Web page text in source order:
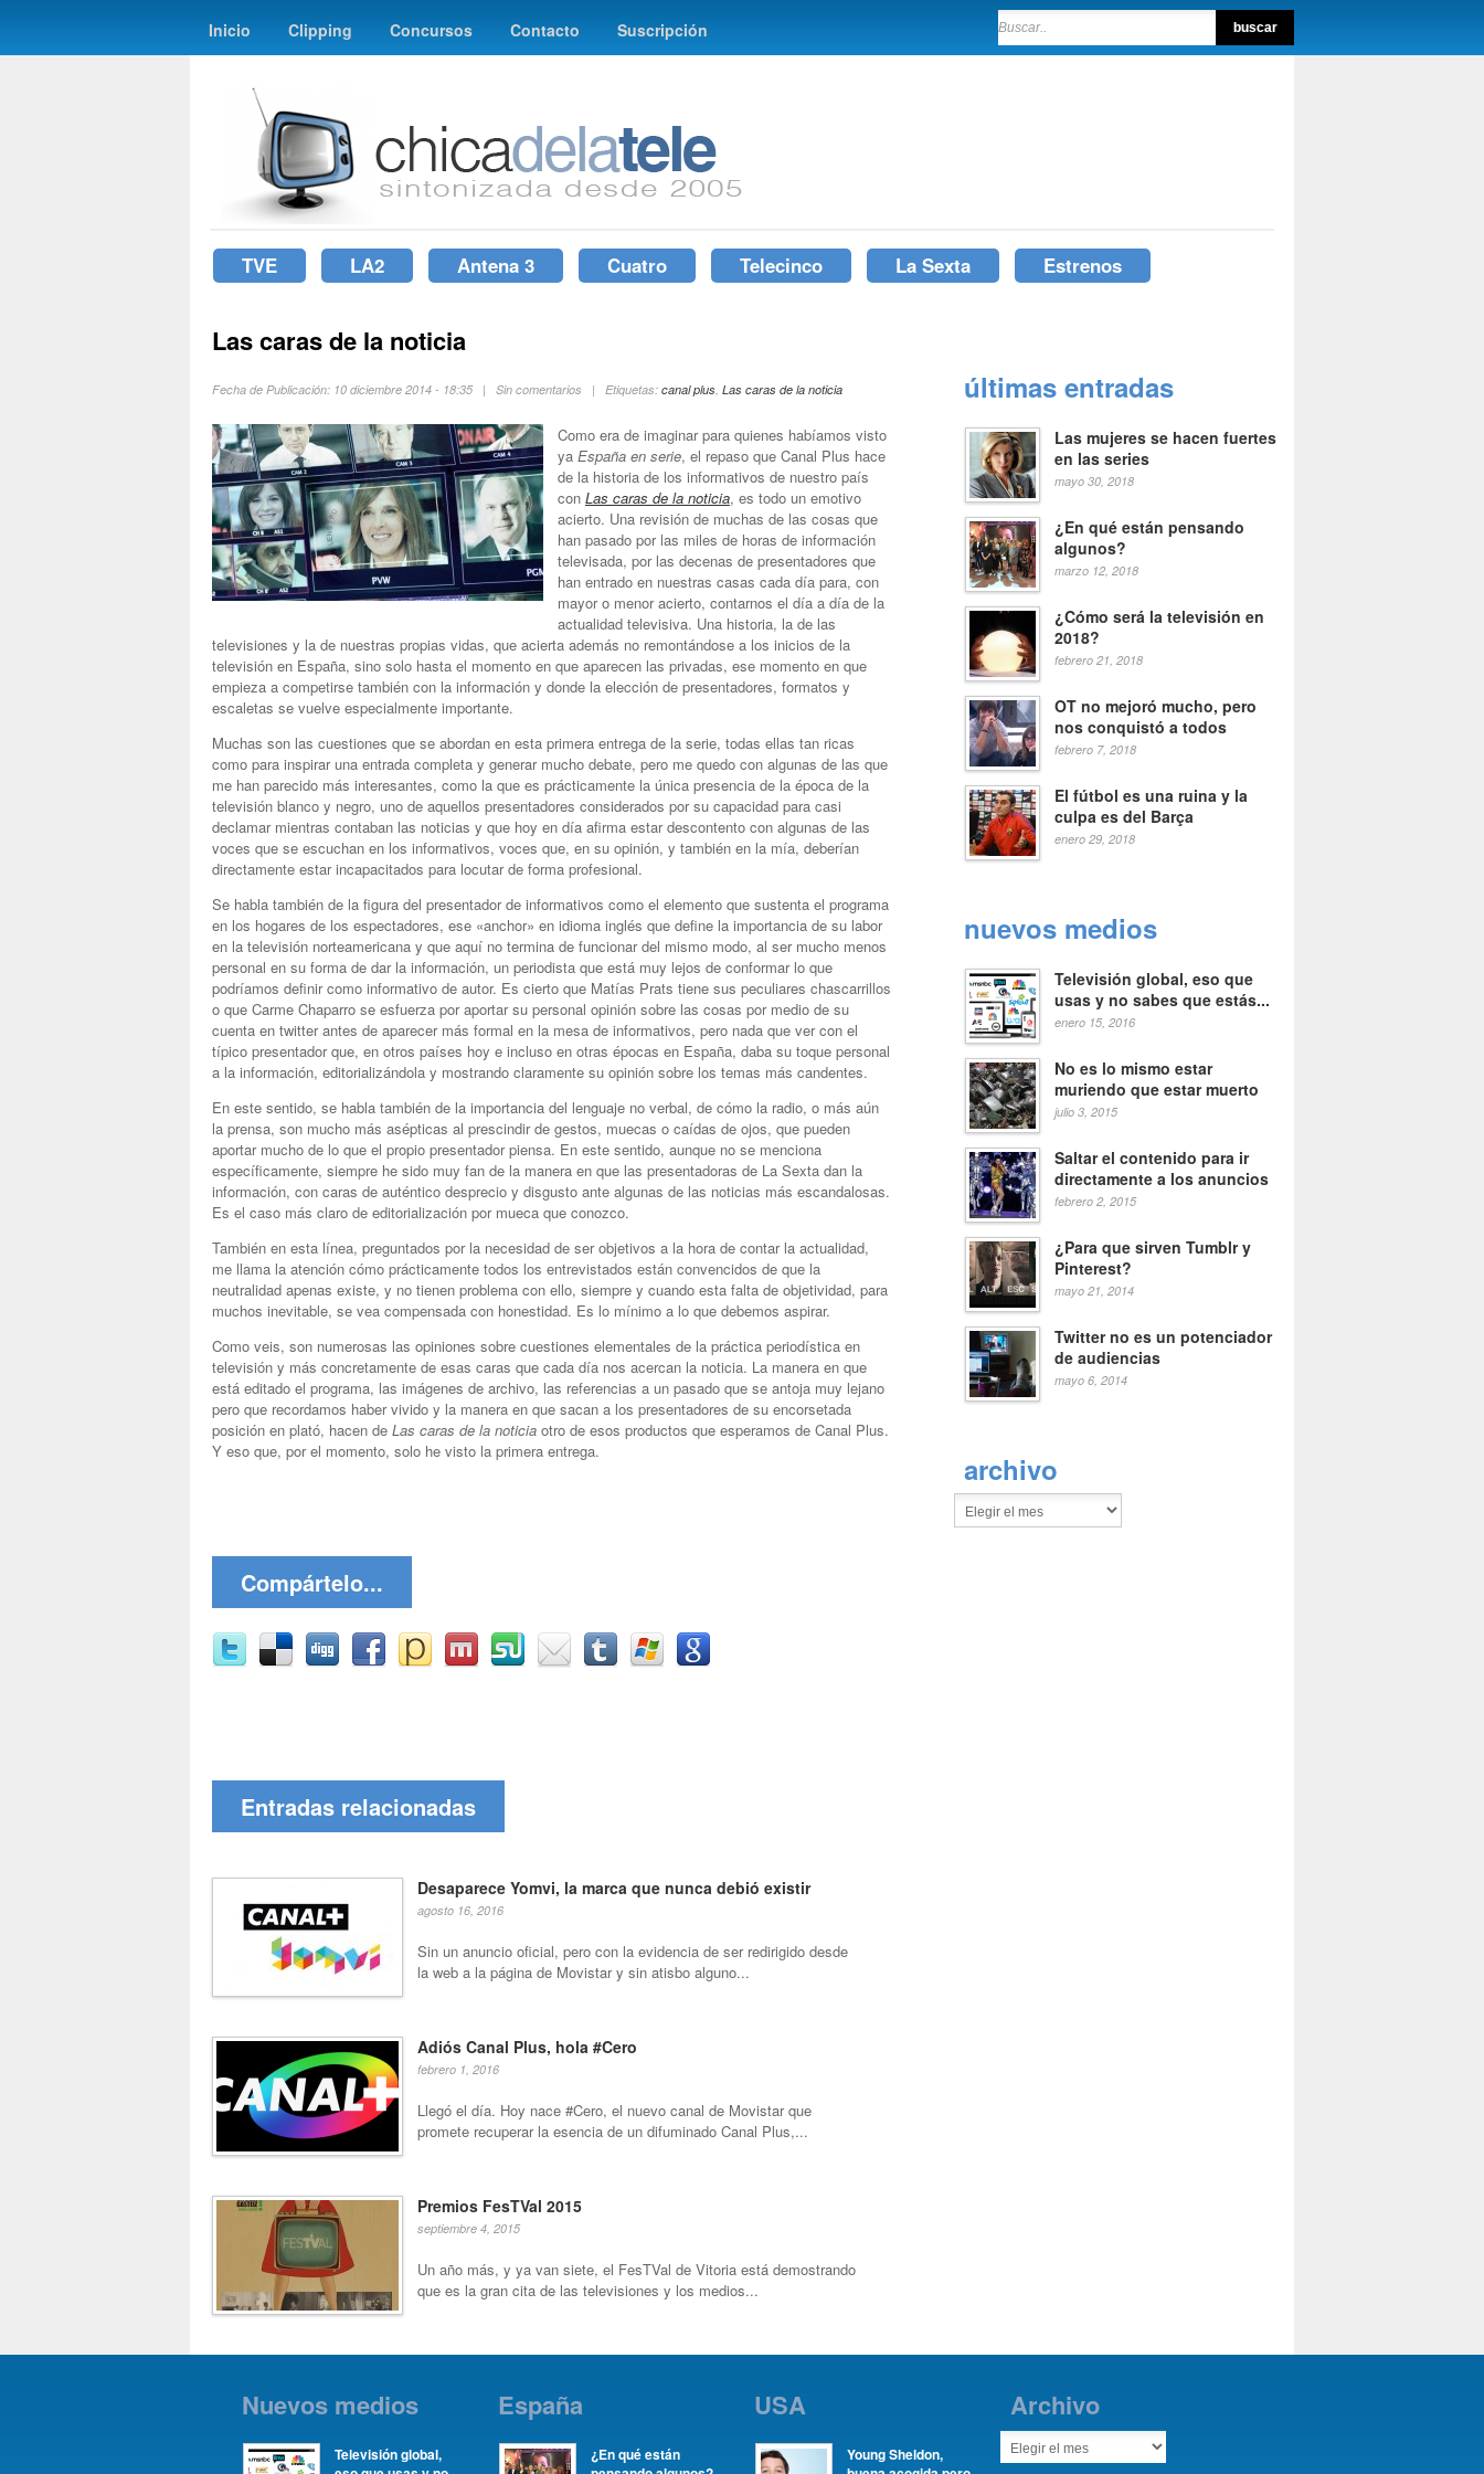
Inicio Clipping Concursos Contacto Suscripción
TVE LA2 Antena 3 Cuatro Telecinco La Sexta Estrenos
Las caras de la noticia
Fecha de Publicación: 10 diciembre 2014 - 18:35 | Sin comentarios | Etiquetas: canal plus, Las caras de la noticia
Como era de imaginar para quienes habíamos visto
ya España en serie, el repaso que Canal Plus hace
de la historia de los informativos de nuestro país
con Las caras de la noticia, es todo un emotivo
acierto. Una revisión de muchas de las cosas que
han pasado por las miles de horas de información
televisada, por las decenas de presentadores que
han entrado en nuestras casas cada día para, con
mayor o menor acierto, contarnos el día a día de la
actualidad televisiva. Una historia, la de las
televisiones y la de nuestras propias vidas, que acierta además no remontándose a los inicios de la
televisión en España, sino solo hasta el momento en que aparecen las privadas, ese momento en que
empieza a competirse también con la información y donde la elección de presentadores, formatos y
escaletas se vuelve especialmente importante.
Muchas son las cuestiones que se abordan en esta primera entrega de la serie, todas ellas tan ricas
como para inspirar una entrada completa y generar mucho debate, pero me quedo con algunas de las que
me han parecido más interesantes, como la que es prácticamente la única presencia de la época de la
televisión blanco y negro, uno de aquellos presentadores considerados por su capacidad para casi
declamar mientras contaban las noticias y que hoy en día afirma estar descontento con algunas de las
voces que se escuchan en los informativos, voces que, en su opinión, y también en la mía, deberían
directamente estar incapacitados para locutar de forma profesional.
Se habla también de la figura del presentador de informativos como el elemento que sustenta el programa
en los hogares de los espectadores, ese «anchor» en idioma inglés que define la importancia de su labor
en la televisión norteamericana y que aquí no termina de funcionar del mismo modo, al ser mucho menos
personal en su forma de dar la información, un periodista que está muy lejos de conformar lo que
podríamos definir como informativo de autor. Es cierto que Matías Prats tiene sus peculiares chascarrillos
o que Carme Chaparro se esfuerza por aportar su personal opinión sobre las cosas por medio de su
cuenta en twitter antes de aparecer más formal en la mesa de informativos, pero nada que ver con el
típico presentador que, en otros países hoy e incluso en otras épocas en España, daba su toque personal
a la información, editorializándola y mostrando claramente su opinión sobre los temas más candentes.
En este sentido, se habla también de la importancia del lenguaje no verbal, de cómo la radio, o más aún
la prensa, son mucho más asépticas al prescindir de gestos, muecas o caídas de ojos, que pueden
aportar mucho de lo que el propio presentador piensa. En este sentido, aunque no se menciona
específicamente, siempre he sido muy fan de la manera en que las presentadoras de La Sexta dan la
información, con caras de auténtico desprecio y disgusto ante algunas de las noticias más escandalosas.
Es el caso más claro de editorialización por mueca que conozco.
También en esta línea, preguntados por la necesidad de ser objetivos a la hora de contar la actualidad,
me llama la atención cómo prácticamente todos los entrevistados están convencidos de que la
neutralidad apenas existe, y no tienen problema con ello, siempre y cuando esta falta de objetividad, para
muchos inevitable, se vea compensada con honestidad. Es lo mínimo a lo que debemos aspirar.
Como veis, son numerosas las opiniones sobre cuestiones elementales de la práctica periodística en
televisión y más concretamente de esas caras que cada día nos acercan la noticia. La manera en que
está editado el programa, las imágenes de archivo, las referencias a un pasado que se antoja muy lejano
pero que recordamos haber vivido y la manera en que sacan a los presentadores de su encorsetada
posición en plató, hacen de Las caras de la noticia otro de esos productos que esperamos de Canal Plus.
Y eso que, por el momento, solo he visto la primera entrega.
Compártelo...
Entradas relacionadas
Desaparece Yomvi, la marca que nunca debió existir
agosto 16, 2016
Sin un anuncio oficial, pero con la evidencia de ser redirigido desde
la web a la página de Movistar y sin atisbo alguno...
Adiós Canal Plus, hola #Cero
febrero 1, 2016
Llegó el día. Hoy nace #Cero, el nuevo canal de Movistar que
promete recuperar la esencia de un difuminado Canal Plus,...
Premios FesTVal 2015
septiembre 4, 2015
Un año más, y ya van siete, el FesTVal de Vitoria está demostrando
que es la gran cita de las televisiones y los medios...
últimas entradas
Las mujeres se hacen fuertes
en las series
mayo 30, 2018
¿En qué están pensando
algunos?
marzo 12, 2018
¿Cómo será la televisión en
2018?
febrero 21, 2018
OT no mejoró mucho, pero
nos conquistó a todos
febrero 7, 2018
El fútbol es una ruina y la
culpa es del Barça
enero 29, 2018
nuevos medios
Televisión global, eso que
usas y no sabes que estás...
enero 15, 2016
No es lo mismo estar
muriendo que estar muerto
julio 3, 2015
Saltar el contenido para ir
directamente a los anuncios
febrero 2, 2015
¿Para que sirven Tumblr y
Pinterest?
mayo 21, 2014
Twitter no es un potenciador
de audiencias
mayo 6, 2014
archivo
Nuevos medios
Televisión global,
España
¿En qué están
USA
Young Sheldon,
Archivo